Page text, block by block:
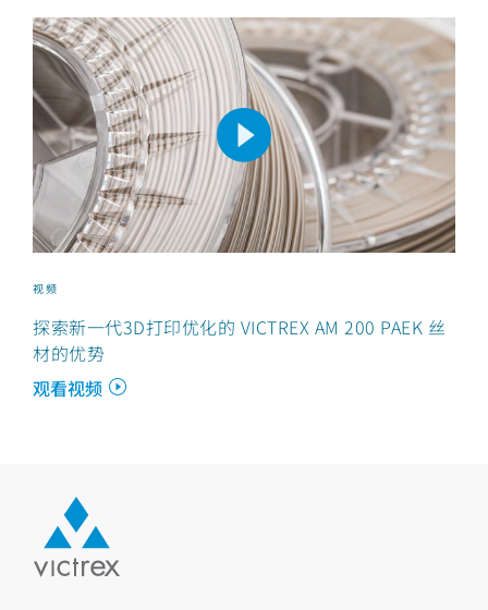
视频
探索新一代3D打印优化的 VICTREX AM 200 PAEK 丝
材的优势
观看视频